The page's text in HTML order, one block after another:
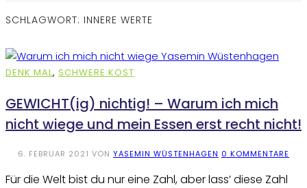
SCHLAGWORT: INNERE WERTE
DENK MAL, SCHWERE KOST
GEWICHT(ig) nichtig! – Warum ich mich
nicht wiege und mein Essen erst recht nicht!
6. FEBRUAR 2021 VON YASEMIN WÜSTENHAGEN 0 KOMMENTARE
Für die Welt bist du nur eine Zahl, aber lass’ diese Zahl